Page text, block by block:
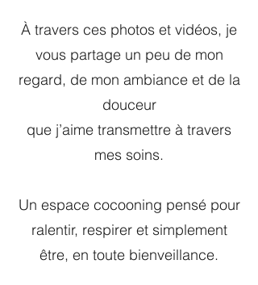
À travers ces photos et vidéos, je
vous partage un peu de mon
regard, de mon ambiance et de la
douceur
que j’aime transmettre à travers
mes soins.
Un espace cocooning pensé pour
ralentir, respirer et simplement
être, en toute bienveillance.